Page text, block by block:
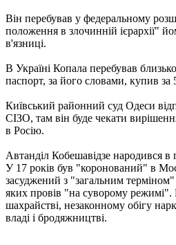
Він перебував у федеральному
положення в злочинній ієрархії"
в'язниці.
В Україні Копала перебував
паспорт, за його словами, купив за
Київський районний суд Одеси
СІЗО, там він буде чекати
в Росію.
Автанділ Кобешавідзе народився в
У 17 років був "коронований" в
засуджений з "загальним
яких провів "на суворому режимі".
шахрайстві, незаконному обігу
владі і бродяжництві.